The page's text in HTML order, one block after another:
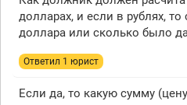
долларах, и если в рублях, то
доллара или сколько было
Ответил 1 юрист
Если да, то какую сумму